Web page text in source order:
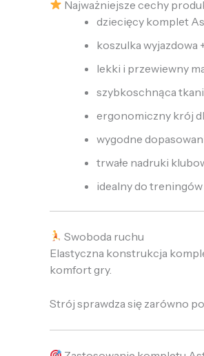
Najważniejsze cechy
dziecięcy komplet
koszulka
lekki i przewiewny
szybkoschnąca
ergonomiczny krój
wygodne
trwałe nadruki
idealny do
Swoboda ruchu
Elastyczna konstrukcja
komfort gry.
Strój sprawdza się zarówno